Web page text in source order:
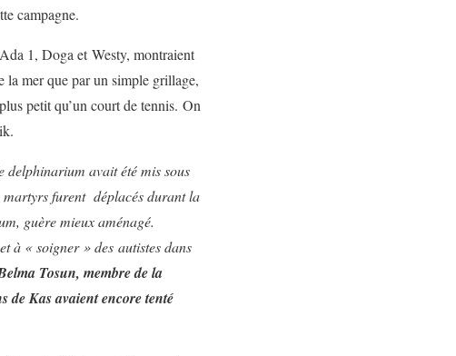
campagne.
1, Doga et Westy, montraient
la mer que par un simple grillage,
petit qu’un court de tennis. On
delphinarium avait été mis sous
martyrs furent déplacés durant la
guère mieux aménagé.
à « soigner » des autistes dans
Tosun, membre de la
de Kas avaient encore tenté